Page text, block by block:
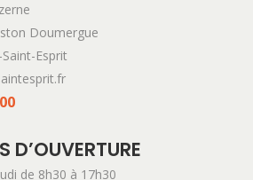
Doumergue
Esprit
D’OUVERTURE
de 8h30 à 17h30